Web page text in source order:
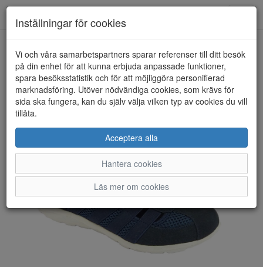
HEM CC RESORTS
Inställningar för cookies
Vi och våra samarbetspartners sparar referenser till ditt besök
på din enhet för att kunna erbjuda anpassade funktioner,
spara besöksstatistik och för att möjliggöra personifierad
marknadsföring. Utöver nödvändiga cookies, som krävs för
sida ska fungera, kan du själv välja vilken typ av cookies du vill
tillåta.
Acceptera alla
Hantera cookies
Läs mer om cookies